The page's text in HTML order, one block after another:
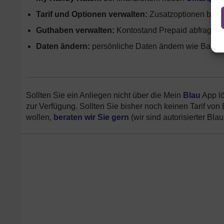
Tarif und Optionen verwalten: Zusatzoptionen
Guthaben verwalten: Kontostand Prepaid
Daten ändern: persönliche Daten ändern wie
Sollten Sie ein Anliegen nicht über die Mein Blau App
zur Verfügung. Sollten Sie bisher noch keinen Tarif
wollen, beraten wir Sie gern (wir sind autorisierter